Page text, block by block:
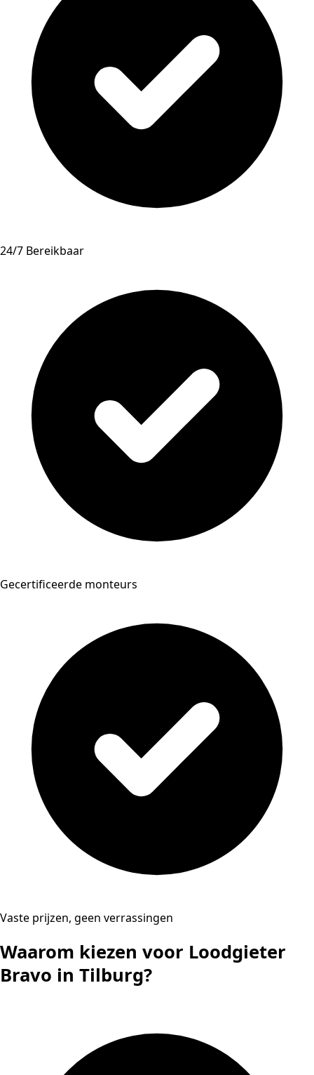
24/7 Bereikbaar
Gecertificeerde monteurs
Vaste prijzen, geen verrassingen
Waarom kiezen voor Loodgieter
Bravo in Tilburg?